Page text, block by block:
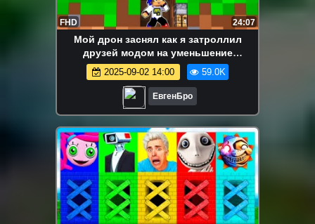
FHD 24:07
Мой дрон заснял как я затроллил
друзей модом на уменьшение
сломанный мод в майнкрафт! девушка
новичок видео minecraft
2025-09-02 14:00 59.0K
ЕвгенБро